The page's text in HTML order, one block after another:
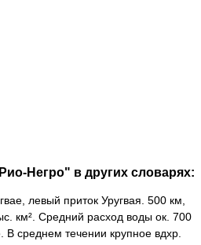
Негро" в других словарях:
левый приток Уругвая. 500 км,
км². Средний расход воды ок. 700
В среднем течении крупное вдхр.